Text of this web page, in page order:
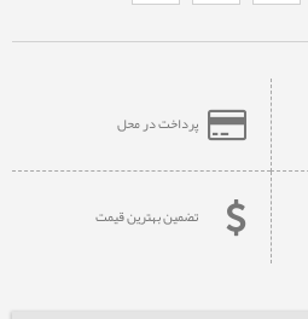
پرداخت در محل
تضمین بهترین قیمت